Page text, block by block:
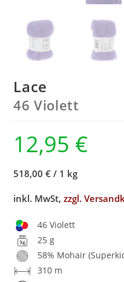
Lace
46 Violett
12,95 €
518,00 € / 1 kg
inkl. MwSt,zzgl.
46 Violett
25 g
58% Mohair
310 m